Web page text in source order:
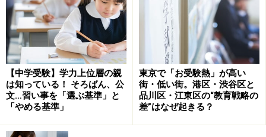
【中学受験】学力上位層の親
は知っている！ そろばん、公
文…習い事を「選ぶ基準」と
「やめる基準」
東京で「お受験熱」が高い
街・低い街。港区・渋谷区と
品川区・江東区の“教育戦略の
差”はなぜ起きる？